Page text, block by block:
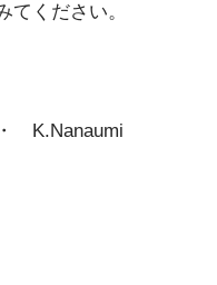
てください。
K.Nanaumi